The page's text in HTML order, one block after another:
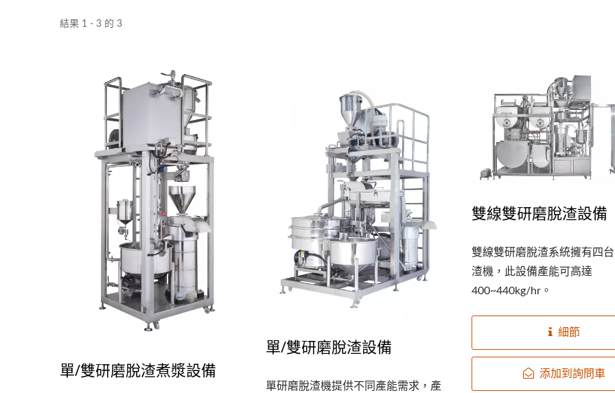
結果 1 - 3 的 3
單/雙研磨脫渣煮漿設備
單/雙研磨脫渣設備
單研磨脫渣機提供不同產能需求，產
雙線雙研磨脫渣設備
雙線雙研磨脫渣系統擁有四
渣機，此設備產能可高達
400~440kg/hr。
細節
添加到詢問車